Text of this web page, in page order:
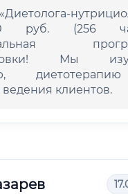
руб. (256
Мы
клиентов.